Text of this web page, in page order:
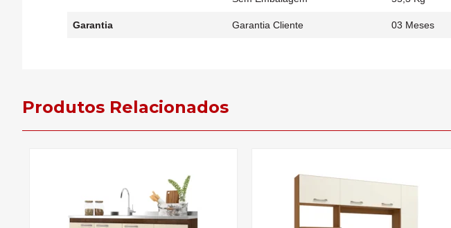
Garantia Garantia Cliente 03 Meses
Produtos Relacionados